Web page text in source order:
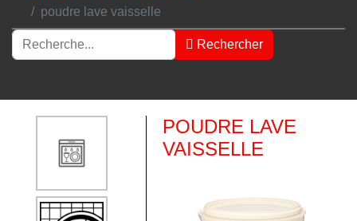
poudre lave vaisselle
Rechercher
Rechercher
POUDRE LAVE
VAISSELLE